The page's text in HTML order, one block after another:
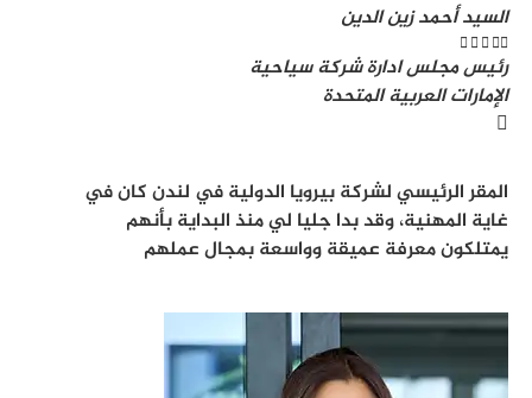
السيد أحمد زين الدين
   
رئيس مجلس ادارة شركة سياحية
الإمارات العربية المتحدة
المقر الرئيسي لشركة بيرويا الدولية في لندن كان في
غاية المهنية، وقد بدا جليا لي منذ البداية بأنهم
يمتلكون معرفة عميقة وواسعة بمجال عملهم